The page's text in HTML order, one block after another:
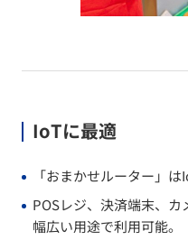
IoTに最適
「おまかせルーター」は
POSレジ、決済端末、カ
幅広い用途で利用可能。